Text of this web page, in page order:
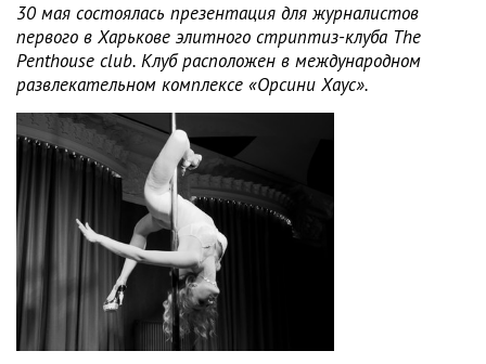
30 мая состоялась презентация для журналистов
первого в Харькове элитного стриптиз-клуба The
Penthouse club. Клуб расположен в международном
развлекательном комплексе «Орсини Хаус».